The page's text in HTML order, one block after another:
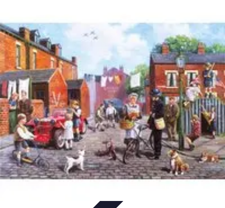
Traditionnelles
Accords Mets et Vins
Cuisine Bretonne